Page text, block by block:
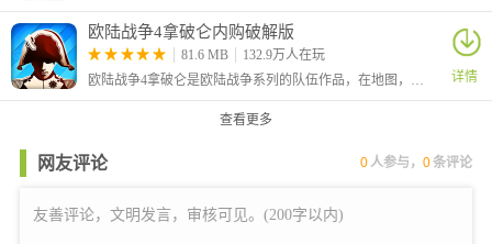
11、兑换码：CRJH，礼包内容：擂台挑战券*10、5星吴碎片*10、
心法丹*100
12、兑换码：SYCR，礼包内容：寻访令*10、宝物精华*100、5星
将经验*10W
将经验*20W
欧陆战争4拿破仑内购破解版
81.6 MB
132.9万人在玩
欧陆战争4拿破仑是欧陆战争系列的队伍作品，在地图，玩法上有了很大的提升，超大的无缝缩放地图，种类众多的列强帝国，
详情
查看更多
网友评论 0 人参与，0条评论